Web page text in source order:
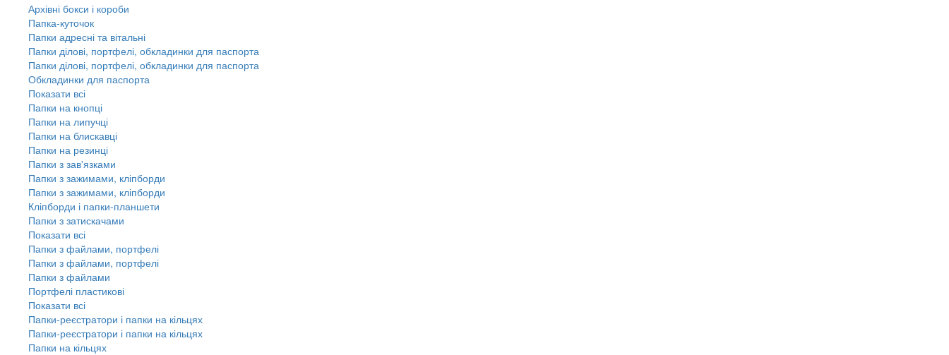
Архівні бокси і короби
Папка-куточок
Папки адресні та вітальні
Папки ділові, портфелі, обкладинки для паспорта
Папки ділові, портфелі, обкладинки для паспорта
Обкладинки для паспорта
Показати всі
Папки на кнопці
Папки на липучці
Папки на блискавці
Папки на резинці
Папки з зав'язками
Папки з зажимами, кліпборди
Папки з зажимами, кліпборди
Кліпборди і папки-планшети
Папки з затискачами
Показати всі
Папки з файлами, портфелі
Папки з файлами, портфелі
Папки з файлами
Портфелі пластикові
Показати всі
Папки-реєстратори і папки на кільцях
Папки-реєстратори і папки на кільцях
Папки на кільцях